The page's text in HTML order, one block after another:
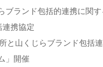
ブランド包括的連携に関
連携協定
と山くじらブランド包括
」開催